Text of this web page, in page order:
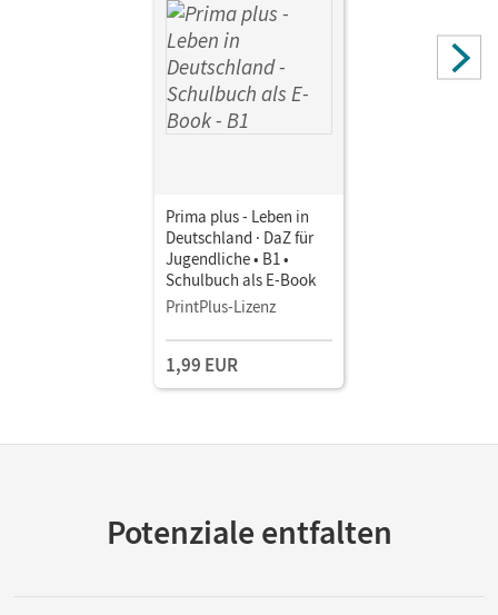
Prima plus - Leben in
Deutschland · DaZ für
Jugendliche • B1 •
Schulbuch als E-Book
PrintPlus-Lizenz
1,99 EUR
Potenziale entfalten